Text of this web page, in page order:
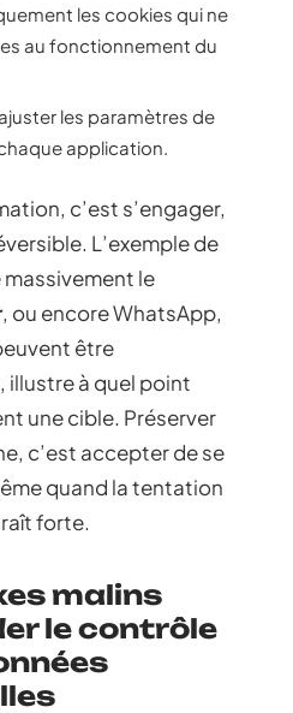
les cookies qui ne
au fonctionnement du
les paramètres de
application.
c’est s’engager,
L’exemple de
massivement le
, ou encore WhatsApp,
être
illustre à quel point
une cible. Préserver
c’est accepter de se
quand la tentation
forte.
malins
le contrôle